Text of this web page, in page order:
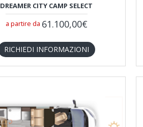
DREAMER CITY CAMP SELECT
a partire da 61.100,00€
RICHIEDI INFORMAZIONI